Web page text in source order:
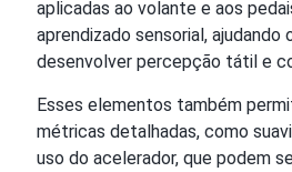
aplicadas ao volante e aos
aprendizado sensorial, ajudando
desenvolver percepção tátil e
Esses elementos também
métricas detalhadas, como
uso do acelerador, que podem